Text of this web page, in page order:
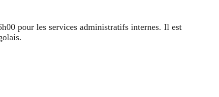
pour les services administratifs internes. Il est